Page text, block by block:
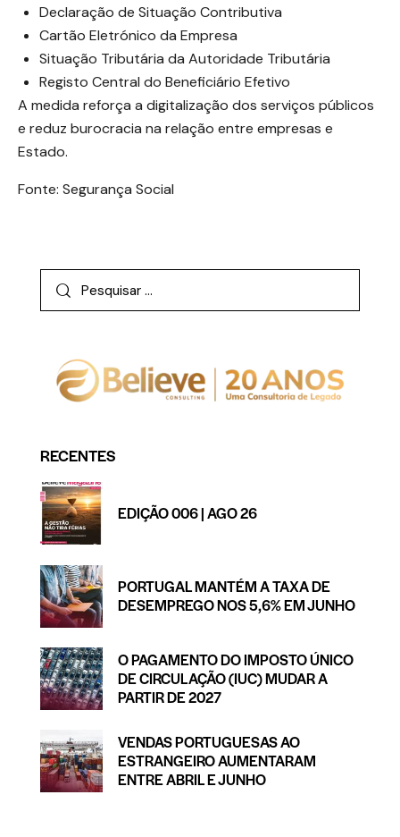
Declaração de Situação Contributiva
Cartão Eletrónico da Empresa
Situação Tributária da Autoridade Tributária
Registo Central do Beneficiário Efetivo
A medida reforça a digitalização dos serviços públicos
e reduz burocracia na relação entre empresas e
Estado.
Fonte: Segurança Social
RECENTES
EDIÇÃO 006 | AGO 26
PORTUGAL MANTÉM A TAXA DE
DESEMPREGO NOS 5,6% EM JUNHO
O PAGAMENTO DO IMPOSTO ÚNICO
DE CIRCULAÇÃO (IUC) MUDAR A
PARTIR DE 2027
VENDAS PORTUGUESAS AO
ESTRANGEIRO AUMENTARAM
ENTRE ABRIL E JUNHO